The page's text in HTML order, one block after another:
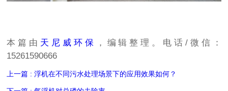
本篇由 天尼威环保
，编辑整理。电话/微信：
15261590666
上一篇 : 浮机在不同污水处理场景下的应用效果如何？